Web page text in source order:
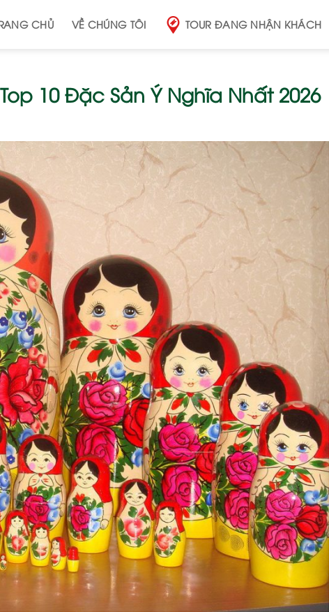
CHỦ VỀ CHÚNG TÔI TOUR ĐANG NHẬN KHÁCH
10 Đặc Sản Ý Nghĩa Nhất 2026